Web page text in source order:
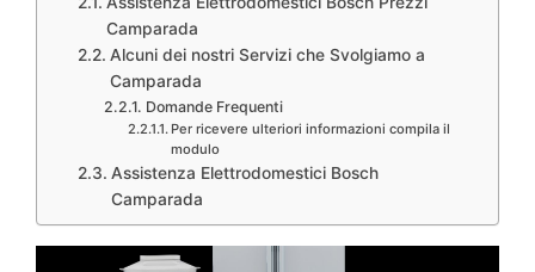
Camparada
Alcuni dei nostri Servizi che Svolgiamo a
Camparada
Domande Frequenti
Per ricevere ulteriori informazioni compila il
modulo
Assistenza Elettrodomestici Bosch
Camparada